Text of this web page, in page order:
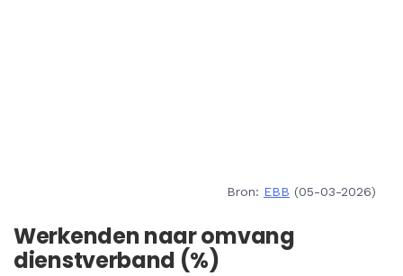
Bron: EBB (05-03-2026)
Werkenden naar omvang
dienstverband (%)